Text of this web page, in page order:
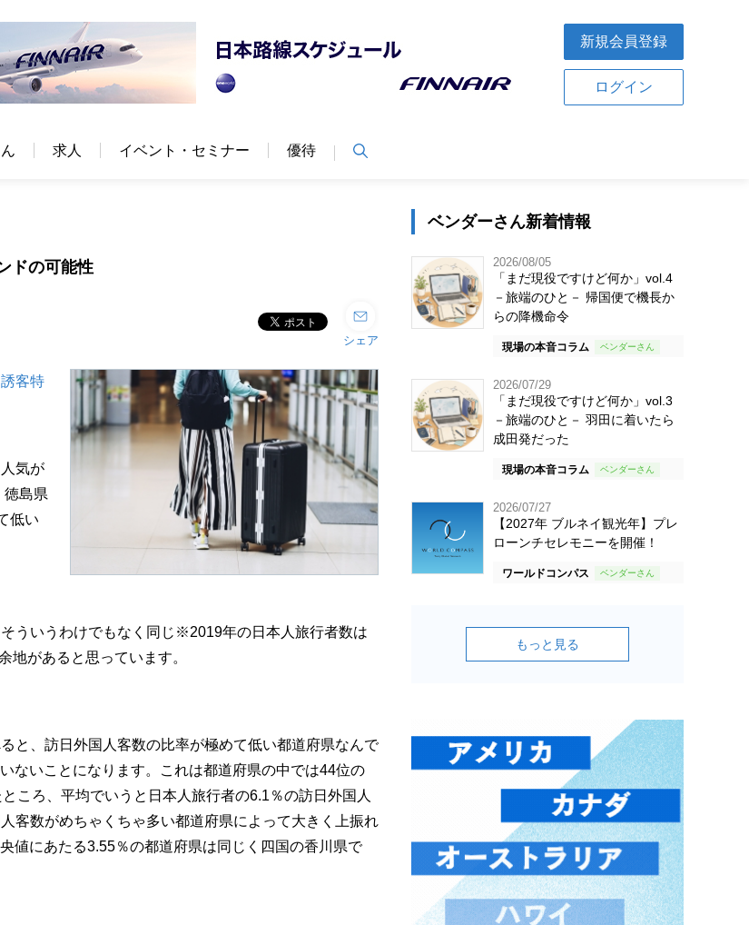
新規会員登録
ログイン
求人 イベント・セミナー 優待
ドの可能性
シェア
客特
気が
島県
低い
ういうわけでもなく同じ※2019年の日本人旅行者数は
地があると思っています。
と、訪日外国人客数の比率が極めて低い都道府県なんで
ないことになります。これは都道府県の中では44位の
ころ、平均でいうと日本人旅行者の6.1％の訪日外国人
客数がめちゃくちゃ多い都道府県によって大きく上振れ
値にあたる3.55％の都道府県は同じく四国の香川県で
ベンダーさん新着情報
2026/08/05
「まだ現役ですけど何か」vol.4
－旅端のひと－ 帰国便で機長か
らの降機命令
現場の本音コラム
2026/07/29
「まだ現役ですけど何か」vol.3
－旅端のひと－ 羽田に着いたら
成田発だった
現場の本音コラム
2026/07/27
【2027年 ブルネイ観光年】プレ
ローンチセレモニーを開催！
ワールドコンパス
もっと見る